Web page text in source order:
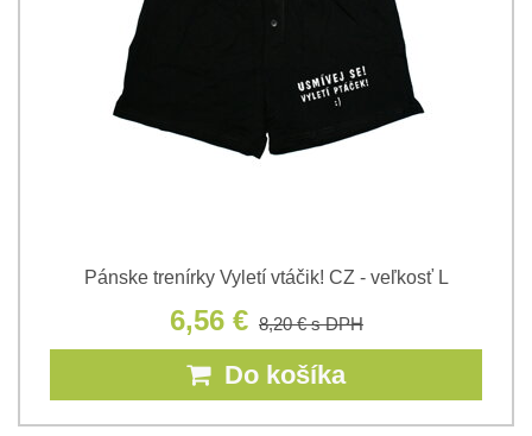
Pánske trenírky Vyletí vtáčik! CZ - veľkosť L
6,56 € 8,20 €s DPH
Do košíka